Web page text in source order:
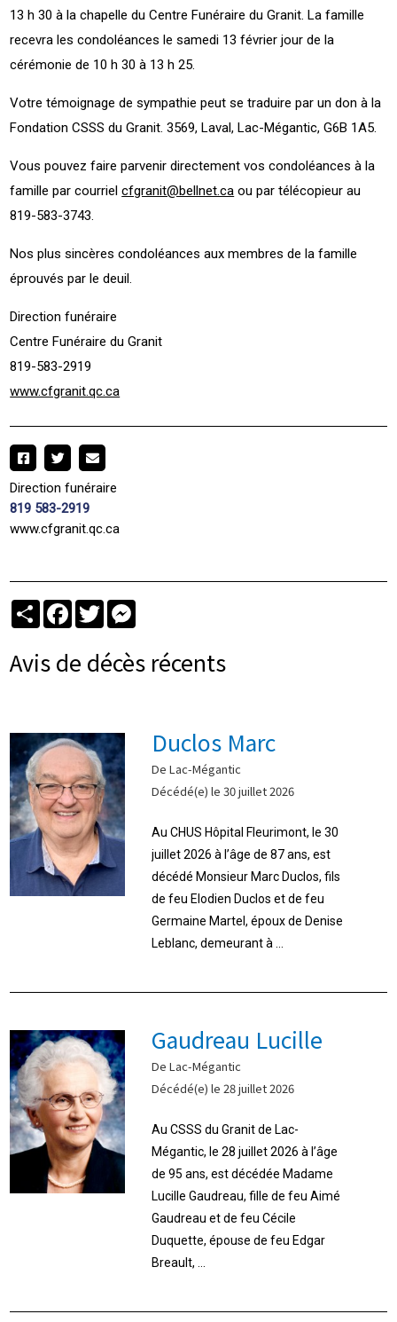
13 h 30 à la chapelle du Centre Funéraire du Granit. La famille
recevra les condoléances le samedi 13 février jour de la
cérémonie de 10 h 30 à 13 h 25.
Votre témoignage de sympathie peut se traduire par un don à la
Fondation CSSS du Granit. 3569, Laval, Lac-Mégantic, G6B 1A5.
Vous pouvez faire parvenir directement vos condoléances à la
famille par courrielcfgranit@bellnet.ca ou par télécopieur au
819-583-3743.
Nos plus sincères condoléances aux membres de la famille
éprouvés par le deuil.
Direction funéraire
Centre Funéraire du Granit
819-583-2919
www.cfgranit.qc.ca
Direction funéraire
819 583-2919
www.cfgranit.qc.ca
PartagerFacebook
Twitter
Avis de décès récents
Duclos Marc
De Lac-Mégantic
Décédé(e) le 30 juillet 2026
Au CHUS Hôpital Fleurimont, le 30
juillet 2026 à l’âge de 87 ans, est
décédé Monsieur Marc Duclos, fils
de feu Elodien Duclos et de feu
Germaine Martel, époux de Denise
Leblanc, demeurant à ...
Gaudreau Lucille
De Lac-Mégantic
Décédé(e) le 28 juillet 2026
Au CSSS du Granit de Lac-
Mégantic, le 28 juillet 2026 à l’âge
de 95 ans, est décédée Madame
Lucille Gaudreau, fille de feu Aimé
Gaudreau et de feu Cécile
Duquette, épouse de feu Edgar
Breault, ...